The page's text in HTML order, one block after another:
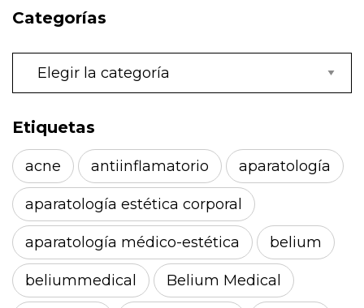
Categorías
Categorías
Etiquetas
acne antiinflamatorio aparatología
aparatología estética corporal
aparatología médico-estética belium
beliummedical Belium Medical